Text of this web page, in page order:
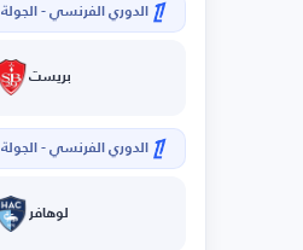
الدوري الفرنسي - الجولة 2 - مباراة الذهاب
بريست
الدوري الفرنسي - الجولة 3 - مباراة الذهاب
لوهافر